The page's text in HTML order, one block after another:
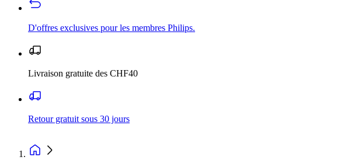
D'offres exclusives pour les membres Philips.
Livraison gratuite des CHF40
Retour gratuit sous 30 jours